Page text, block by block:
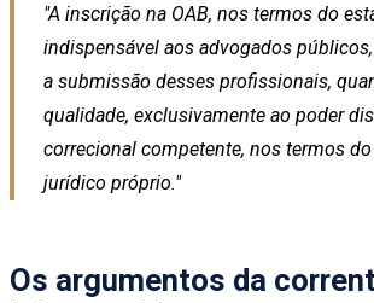
"A inscrição na OAB, nos termos do
indispensável aos advogados
a submissão desses profissionais,
qualidade, exclusivamente ao poder
correcional competente, nos termos
jurídico próprio."
Os argumentos da